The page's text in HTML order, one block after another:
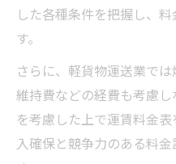
した各種条件を把握し、
す。
さらに、軽貨物運送業で
維持費などの経費も考慮
を考慮した上で運賃料金
入確保と競争力のある料